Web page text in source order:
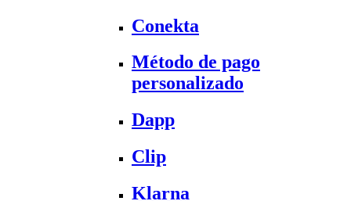
Conekta
Método de pago
personalizado
Dapp
Clip
Klarna